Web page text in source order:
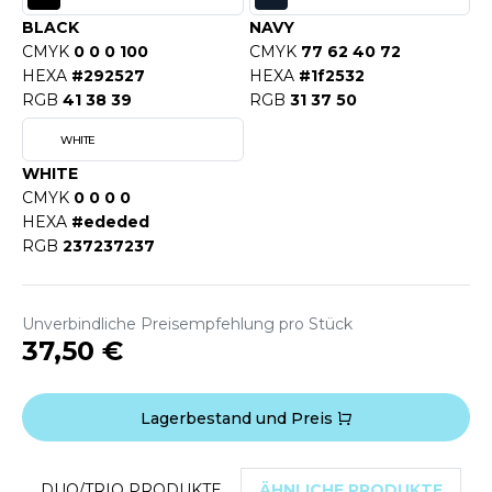
UND JACKEN
COOL
HOODS
T'S
BLACK
CMYK 0 0 0 100
HEXA #292527
RGB 41 38 39
NAVY
CMYK 77 62 40 72
HEXA #1f2532
RGB 31 37 50
WHITE
WHITE
CMYK 0 0 0 0
HEXA #ededed
RGB 237237237
Unverbindliche Preisempfehlung pro Stück
37,50 €
Lagerbestand und Preis